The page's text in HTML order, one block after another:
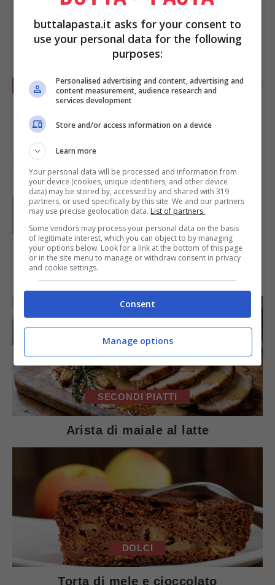
tagliata a striscioline; fate insaporire gli
ingredienti, versate lapannae portate
lentamente a bollore.
Salate, spegnete la fiamma e versate tutto sui
rigatoniche avrete cotto al dente in acqua
salata e spolverizzate con ilpepe.
Foto di Janice Ko
Parole di Waly
IN PRIMO PIANO
SECONDI PIATTI
Arista di maiale al latte
DOLCI
Torta di mele e cioccolato
buttalapasta.it asks for your consent to
use your personal data for the following
purposes:
Personalised advertising and content, advertising and
content measurement, audience research and
services development
Store and/or access information on a device
Learn more
Your personal data will be processed and information from
your device (cookies, unique identifiers, and other device
data) may be stored by, accessed by and shared with 319
partners, or used specifically by this site. We and our partners
may use precise geolocation data. List of partners.
Some vendors may process your personal data on the basis
of legitimate interest, which you can object to by managing
your options below. Look for a link at the bottom of this page
or in the site menu to manage or withdraw consent in privacy
and cookie settings.
Consent
Manage options